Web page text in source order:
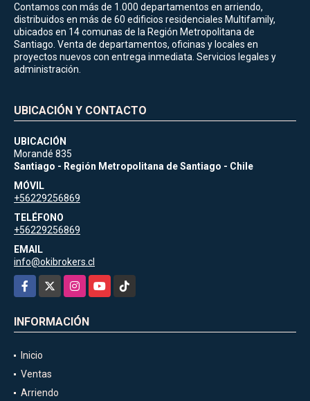
Contamos con más de 1.000 departamentos en arriendo,
distribuidos en más de 60 edificios residenciales Multifamily,
ubicados en 14 comunas de la Región Metropolitana de
Santiago. Venta de departamentos, oficinas y locales en
proyectos nuevos con entrega inmediata. Servicios legales y
administración.
UBICACIÓN Y CONTACTO
UBICACIÓN
Morandé 835
Santiago - Región Metropolitana de Santiago - Chile
MÓVIL
+56229256869
TELÉFONO
+56229256869
EMAIL
info@okibrokers.cl
Facebook
InstagramYouTubeTikTok
INFORMACIÓN
Inicio
Ventas
Arriendo